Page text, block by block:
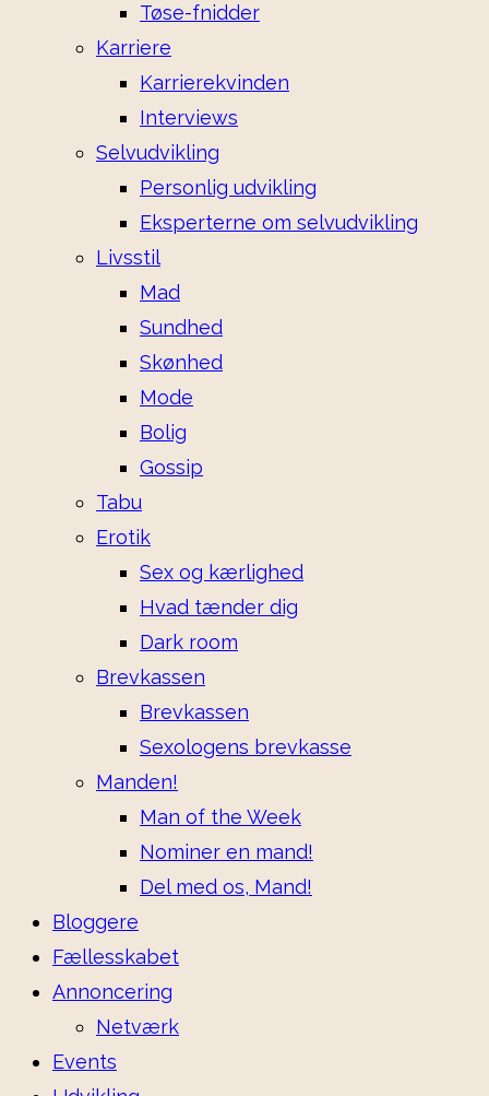
Tøse-fnidder
Karriere
Karrierekvinden
Interviews
Selvudvikling
Personlig udvikling
Eksperterne om selvudvikling
Livsstil
Mad
Sundhed
Skønhed
Mode
Bolig
Gossip
Tabu
Erotik
Sex og kærlighed
Hvad tænder dig
Dark room
Brevkassen
Brevkassen
Sexologens brevkasse
Manden!
Man of the Week
Nominer en mand!
Del med os, Mand!
Bloggere
Fællesskabet
Annoncering
Netværk
Events